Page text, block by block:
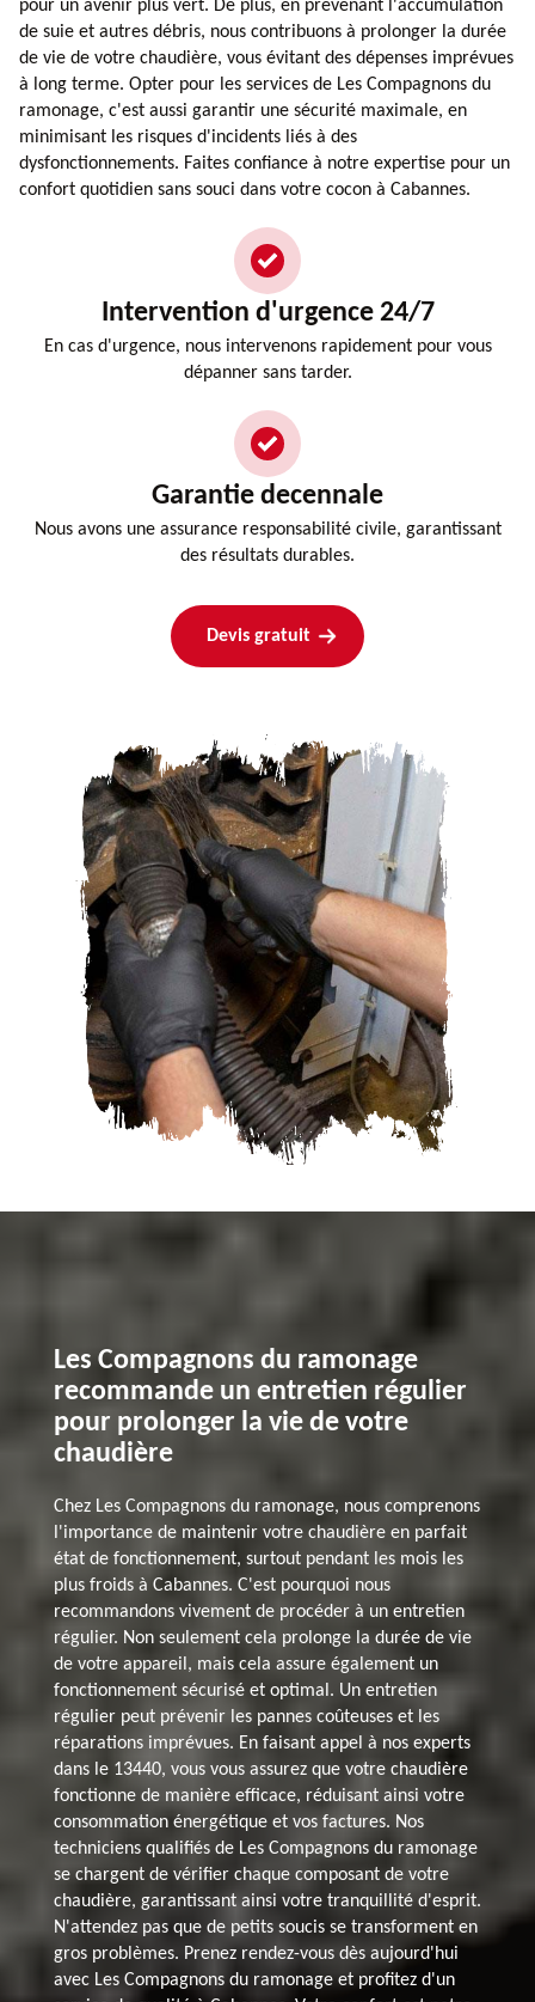
pour un avenir plus vert. De plus, en prévenant l'accumulation
de suie et autres débris, nous contribuons à prolonger la durée
de vie de votre chaudière, vous évitant des dépenses imprévues
à long terme. Opter pour les services de Les Compagnons du
ramonage, c'est aussi garantir une sécurité maximale, en
minimisant les risques d'incidents liés à des
dysfonctionnements. Faites confiance à notre expertise pour un
confort quotidien sans souci dans votre cocon à Cabannes.
Intervention d'urgence 24/7
En cas d'urgence, nous intervenons rapidement pour vous
dépanner sans tarder.
Garantie decennale
Nous avons une assurance responsabilité civile, garantissant
des résultats durables.
Devis gratuit
Les Compagnons du ramonage
recommande un entretien régulier
pour prolonger la vie de votre
chaudière
Chez Les Compagnons du ramonage, nous comprenons
l'importance de maintenir votre chaudière en parfait
état de fonctionnement, surtout pendant les mois les
plus froids à Cabannes. C'est pourquoi nous
recommandons vivement de procéder à un entretien
régulier. Non seulement cela prolonge la durée de vie
de votre appareil, mais cela assure également un
fonctionnement sécurisé et optimal. Un entretien
régulier peut prévenir les pannes coûteuses et les
réparations imprévues. En faisant appel à nos experts
dans le 13440, vous vous assurez que votre chaudière
fonctionne de manière efficace, réduisant ainsi votre
consommation énergétique et vos factures. Nos
techniciens qualifiés de Les Compagnons du ramonage
se chargent de vérifier chaque composant de votre
chaudière, garantissant ainsi votre tranquillité d'esprit.
N'attendez pas que de petits soucis se transforment en
gros problèmes. Prenez rendez-vous dès aujourd'hui
avec Les Compagnons du ramonage et profitez d'un